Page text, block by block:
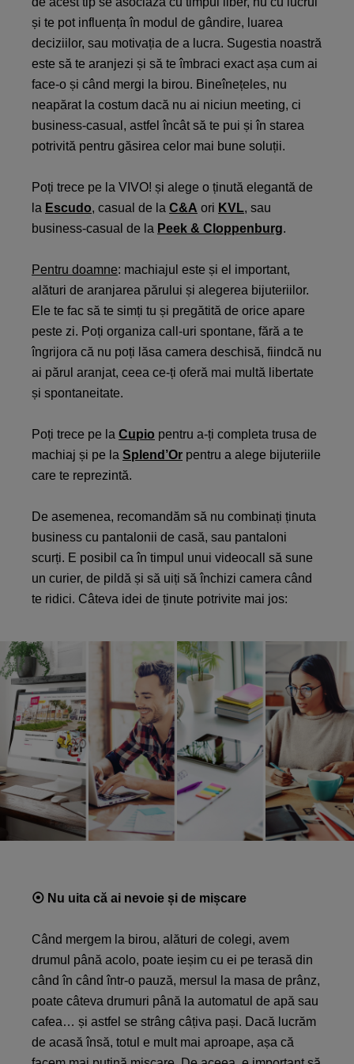
și te pot influența în modul de gândire, luarea
deciziilor, sau motivația de a lucra. Sugestia noastră
este să te aranjezi și să te îmbraci exact așa cum ai
face-o și când mergi la birou. Bineînețeles, nu
neapărat la costum dacă nu ai niciun meeting, ci
business-casual, astfel încât să te pui și în starea
potrivită pentru găsirea celor mai bune soluții.
Poți trece pe la VIVO! și alege o ținută elegantă de
la Escudo, casual de la C&A ori KVL, sau
business-casual de la Peek & Cloppenburg.
Pentru doamne: machiajul este și el important,
alături de aranjarea părului și alegerea bijuteriilor.
Ele te fac să te simți tu și pregătită de orice apare
peste zi. Poți organiza call-uri spontane, fără a te
îngrijora că nu poți lăsa camera deschisă, fiindcă nu
ai părul aranjat, ceea ce-ți oferă mai multă libertate
și spontaneitate.
Poți trece pe la Cupio pentru a-ți completa trusa de
machiaj și pe la Splend’Or pentru a alege bijuteriile
care te reprezintă.
De asemenea, recomandăm să nu combinați ținuta
business cu pantalonii de casă, sau pantaloni
scurți. E posibil ca în timpul unui videocall să sune
un curier, de pildă și să uiți să închizi camera când
te ridici. Câteva idei de ținute potrivite mai jos:
⦿ Nu uita că ai nevoie și de mișcare
Când mergem la birou, alături de colegi, avem
drumul până acolo, poate ieșim cu ei pe terasă din
când în când într-o pauză, mersul la masa de prânz,
poate câteva drumuri până la automatul de apă sau
cafea… și astfel se strâng câțiva pași. Dacă lucrăm
de acasă însă, totul e mult mai aproape, așa că